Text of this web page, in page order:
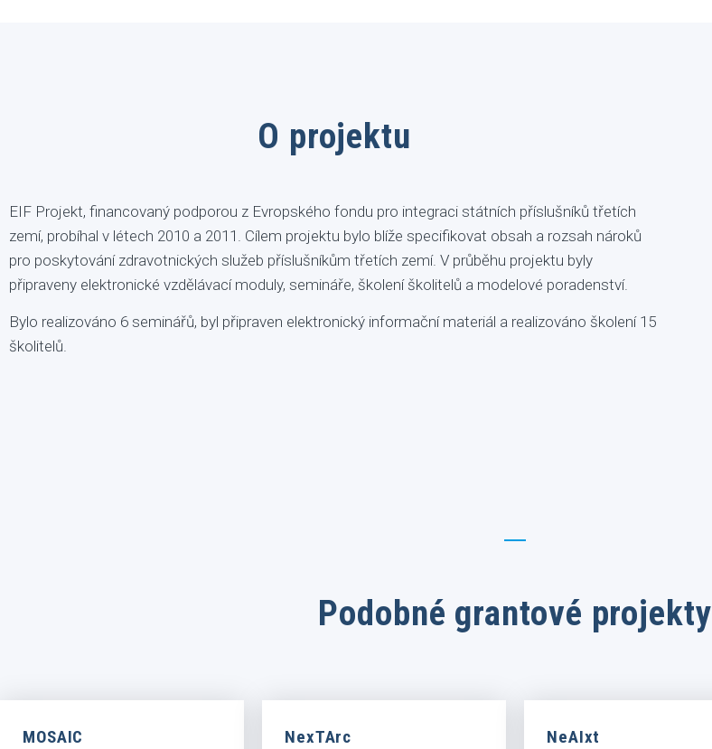
O projektu
EIF Projekt, financovaný podporou z Evropského fondu pro integraci státních příslušníků třetích
zemí, probíhal v létech 2010 a 2011. Cílem projektu bylo blíže specifikovat obsah a rozsah nároků
pro poskytování zdravotnických služeb příslušníkům třetích zemí. V průběhu projektu byly
připraveny elektronické vzdělávací moduly, semináře, školení školitelů a modelové poradenství.
Bylo realizováno 6 seminářů, byl připraven elektronický informační materiál a realizováno školení 15
školitelů.
Podobné grantové projekty
MOSAIC NexTArc NeAIxt